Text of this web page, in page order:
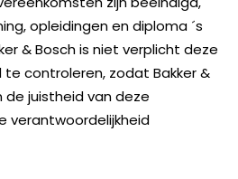
opleidingen en diploma ´s
& Bosch is niet verplicht deze
controleren, zodat Bakker &
de juistheid van deze
verantwoordelijkheid